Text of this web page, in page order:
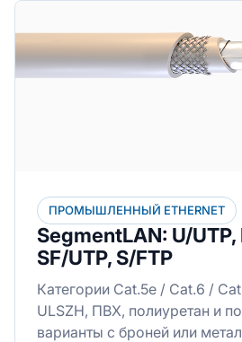
ПРОМЫШЛЕННЫЙ ETHERNET
SegmentLAN: U/UTP,
SF/UTP, S/FTP
Категории Cat.5e / Cat.6 /
ULSZH, ПВХ, полиуретан и
варианты с броней или